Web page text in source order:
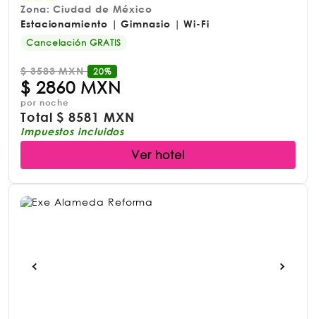
Zona: Ciudad de México
Estacionamiento | Gimnasio | Wi-Fi
Cancelación GRATIS
$3583 MXN 20%
$ 2860 MXN
por noche
Total$8581 MXN
Impuestos incluidos
Ver hotel